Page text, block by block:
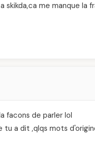
me manque la
facons de parler lol
tu a dit ,qlqs mots